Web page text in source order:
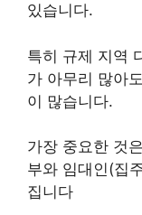
있습니다.
특히 규제 지역
가 아무리 많아
이 많습니다.
가장 중요한 것
부와 임대인(집
집니다